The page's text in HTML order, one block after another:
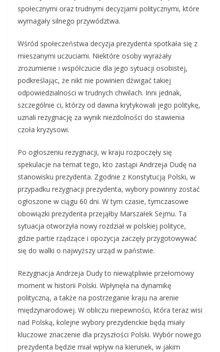
społecznymi oraz trudnymi decyzjami politycznymi, które
wymagały silnego przywództwa.
Wśród społeczeństwa decyzja prezydenta spotkała się z
mieszanymi uczuciami. Niektóre osoby wyrażały
zrozumienie i współczucie dla jego sytuacji osobistej,
podkreślając, że nikt nie powinien dźwigać takiej
odpowiedzialności w trudnych chwilach. Inni jednak,
szczególnie ci, którzy od dawna krytykowali jego politykę,
uznali rezygnację za wynik niezdolności do stawienia
czoła kryzysowi.
Po ogłoszeniu rezygnacji, w kraju rozpoczęły się
spekulacje na temat tego, kto zastąpi Andrzeja Dudę na
stanowisku prezydenta. Zgodnie z Konstytucją Polski, w
przypadku rezygnacji prezydenta, wybory powinny zostać
ogłoszone w ciągu 60 dni. W tym czasie, tymczasowe
obowiązki prezydenta przejąłby Marszałek Sejmu. Ta
sytuacja otworzyła nowy rozdział w polskiej polityce,
gdzie partie rządzące i opozycja zaczęły przygotowywać
się do walki o najwyższy urząd w państwie.
Rezygnacja Andrzeja Dudy to niewątpliwie przełomowy
moment w historii Polski. Wpłynęła na dynamikę
polityczną, a także na postrzeganie kraju na arenie
międzynarodowej. W obliczu niepewności, która teraz wisi
nad Polską, kolejne wybory prezydenckie będą miały
kluczowe znaczenie dla przyszłości Polski. Wybór nowego
prezydenta będzie miał wpływ na kierunek, w jakim